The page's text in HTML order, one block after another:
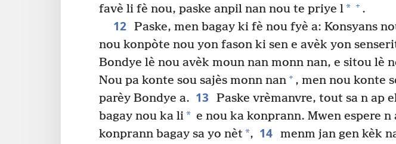
favè li fè nou, paske anpil nan nou te priye l* + .
12 Paske, men bagay ki fè nou fyè a: Konsyans
nou konpòte nou yon fason ki sen e avèk yon
Bondye lè nou avèk moun nan monn nan, e sitou lè
Nou pa konte sou sajès monn nan + , men nou konte
parèy Bondye a. 13
Paske vrèmanvre, tout sa n ap
bagay nou ka li* e nou ka konprann. Mwen espere
konprann bagay sa yo nèt*, 14 menm jan gen kèk